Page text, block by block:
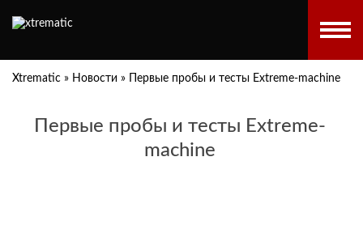
Xtrematic » Новости » Первые пробы и тесты Extreme-machine
Первые пробы и тесты Extreme-
machine